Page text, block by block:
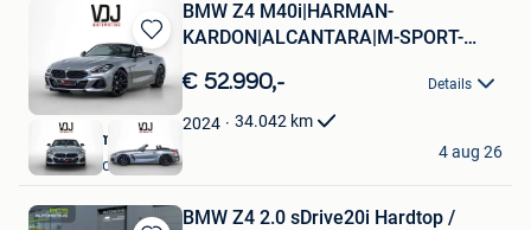
Bewaren
in
Mijn
Favorieten
BMW Z4 M40i|HARMAN-
KARDON|ALCANTARA|M-SPORT-
€ 52.990,- Details
2024 34.042 km
VDJ Automotive
Grobbendonk
4 aug 26
BMW Z4 2.0 sDrive20i Hardtop /